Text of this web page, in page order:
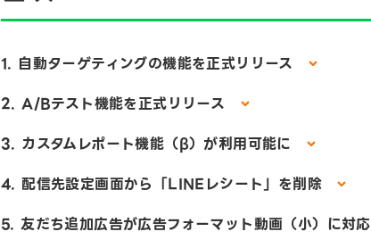
1. 自動ターゲティングの機能を正式リリース
2. A/Bテスト機能を正式リリース
3. カスタムレポート機能（β）が利用可能に
4. 配信先設定画面から「LINEレシート」を削除
5. 友だち追加広告が広告フォーマット動画（小）に対応